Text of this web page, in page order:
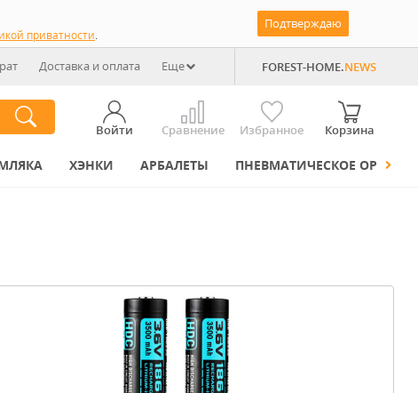
приватности.
Подтверждаю
Доставка и оплата Еще FOREST-HOME.NEWS
Войти Сравнение Избранное Корзина
ХЭНКИ АРБАЛЕТЫ ПНЕВМАТИЧЕСКОЕ ОРУЖИЕ